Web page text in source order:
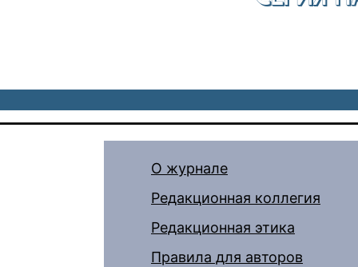
О журнале
Редакционная коллегия
Редакционная этика
Правила для авторов